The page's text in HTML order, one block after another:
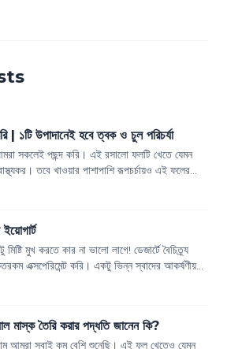
| ১টি উপাদানেই হবে ত্বক ও চুল পরিচর্যা
সকলেই পছন্দ করি। এই রসালো ফলটি খেতে যেমন
তবে খাওয়ার পাশাপাশি রূপচর্চায়ও এই ফলের
হবেই ন...
ইয়োগার্ট
মুখ করতে কার না ভালো লাগে! ডেজার্টে বৈচিত্র্য
এক্সপেরিমেন্ট করি। একটু ভিন্ন স্বাদের আকর্ষণীয়
মাস্ক তৈরি করার পদ্ধতি জানেন কি?
আমরা সবাই কম বেশি শুনেছি। এই ফল খেতেও যেমন